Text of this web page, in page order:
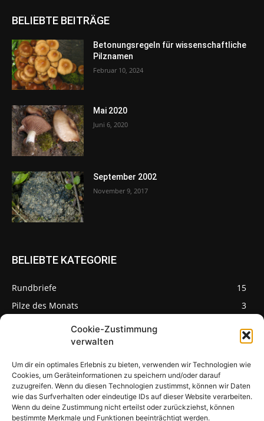
Cookie-Zustimmung
verwalten
Um dir ein optimales Erlebnis zu bieten, verwenden wir Technologien wie
Cookies, um Geräteinformationen zu speichern und/oder darauf
zuzugreifen. Wenn du diesen Technologien zustimmst, können wir Daten
wie das Surfverhalten oder eindeutige IDs auf dieser Website verarbeiten.
Wenn du deine Zustimmung nicht erteilst oder zurückziehst, können
bestimmte Merkmale und Funktionen beeinträchtigt werden.
BELIEBTE BEITRÄGE
Betonungsregeln für wissenschaftliche
Pilznamen
Februar 10, 2024
Mai 2020
Juni 6, 2020
September 2002
November 9, 2017
BELIEBTE KATEGORIE
Rundbriefe
15
Pilze des Monats
3
Pilzseite
Seltene Pilze aus
Mainfranken und
Deutschland